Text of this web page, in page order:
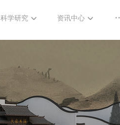
科学研究 资讯中心